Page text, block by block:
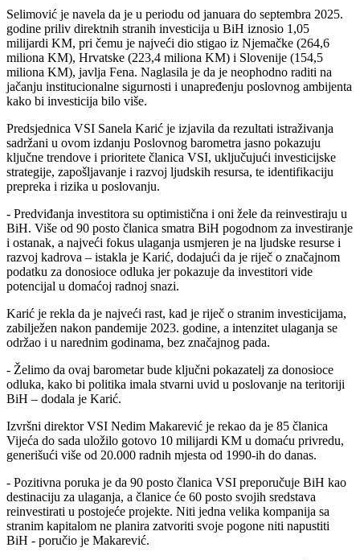
Selimović je navela da je u periodu od januara do septembra 2025.
godine priliv direktnih stranih investicija u BiH iznosio 1,05
milijardi KM, pri čemu je najveći dio stigao iz Njemačke (264,6
miliona KM), Hrvatske (223,4 miliona KM) i Slovenije (154,5
miliona KM), javlja Fena. Naglasila je da je neophodno raditi na
jačanju institucionalne sigurnosti i unapređenju poslovnog ambijenta
kako bi investicija bilo više.
Predsjednica VSI Sanela Karić je izjavila da rezultati istraživanja
sadržani u ovom izdanju Poslovnog barometra jasno pokazuju
ključne trendove i prioritete članica VSI, uključujući investicijske
strategije, zapošljavanje i razvoj ljudskih resursa, te identifikaciju
prepreka i rizika u poslovanju.
- Predviđanja investitora su optimistična i oni žele da reinvestiraju u
BiH. Više od 90 posto članica smatra BiH pogodnom za investiranje
i ostanak, a najveći fokus ulaganja usmjeren je na ljudske resurse i
razvoj kadrova – istakla je Karić, dodajući da je riječ o značajnom
podatku za donosioce odluka jer pokazuje da investitori vide
potencijal u domaćoj radnoj snazi.
Karić je rekla da je najveći rast, kad je riječ o stranim investicijama,
zabilježen nakon pandemije 2023. godine, a intenzitet ulaganja se
održao i u narednim godinama, bez značajnog pada.
- Želimo da ovaj barometar bude ključni pokazatelj za donosioce
odluka, kako bi politika imala stvarni uvid u poslovanje na teritoriji
BiH – dodala je Karić.
Izvršni direktor VSI Nedim Makarević je rekao da je 85 članica
Vijeća do sada uložilo gotovo 10 milijardi KM u domaću privredu,
generišući više od 20.000 radnih mjesta od 1990-ih do danas.
- Pozitivna poruka je da 90 posto članica VSI preporučuje BiH kao
destinaciju za ulaganja, a članice će 60 posto svojih sredstava
reinvestirati u postojeće projekte. Niti jedna velika kompanija sa
stranim kapitalom ne planira zatvoriti svoje pogone niti napustiti
BiH - poručio je Makarević.